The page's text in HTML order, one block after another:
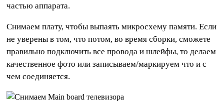
частью аппарата.
Снимаем плату, чтобы выпаять микросхему памяти. Если
не уверены в том, что потом, во время сборки, сможете
правильно подключить все провода и шлейфы, то делаем
качественное фото или записываем/маркируем что и с
чем соединяется.